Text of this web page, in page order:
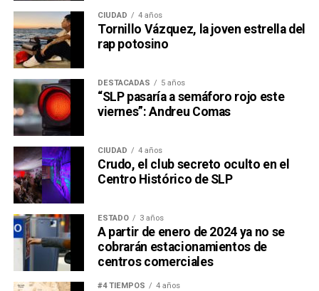
CIUDAD 4 años
Tornillo Vázquez, la joven estrella del
rap potosino
DESTACADAS 5 años
“SLP pasaría a semáforo rojo este
viernes”: Andreu Comas
CIUDAD 4 años
Crudo, el club secreto oculto en el
Centro Histórico de SLP
ESTADO 3 años
A partir de enero de 2024 ya no se
cobrarán estacionamientos de
centros comerciales
#4 TIEMPOS 4 años